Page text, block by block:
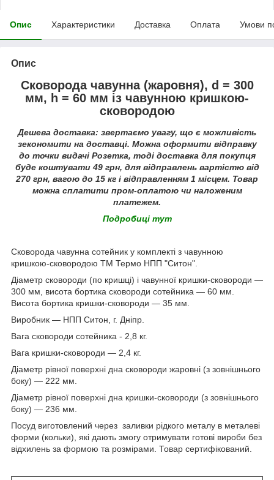
Опис Характеристики Доставка Оплата Умови
Опис
Сковорода чавунна (жаровня), d = 300
мм, h = 60 мм із чавунною кришкою-
сковородою
Дешева доставка: звертаємо увагу, що є можливість
зекономити на доставці. Можна оформити відправку
до точки видачі Розетка, тоді доставка для покупця
буде коштувати 49 грн, для відправлень вартістю від
270 грн, вагою до 15 кг і відправленням 1 місцем. Товар
можна сплатити пром-оплатою чи наложеним
платежем.
Подробиці тут
Сковорода чавунна сотейник у комплекті з чавунною
кришкою-сковородою ТМ Термо НПП "Ситон".
Діаметр сковороди (по кришці) і чавунної кришки-сковороди —
300 мм, висота бортика сковороди сотейника — 60 мм.
Висота бортика кришки-сковороди — 35 мм.
Виробник — НПП Ситон, г. Дніпр.
Вага сковороди сотейника - 2,8 кг.
Вага кришки-сковороди — 2,4 кг.
Діаметр рівної поверхні дна сковороди жаровні (з зовнішнього
боку) — 222 мм.
Діаметр рівної поверхні дна кришки-сковороди (з зовнішнього
боку) — 236 мм.
Посуд виготовлений через заливки рідкого металу в металеві
форми (кольки), які дають змогу отримувати готові вироби без
відхилень за формою та розмірами. Товар сертифікований.